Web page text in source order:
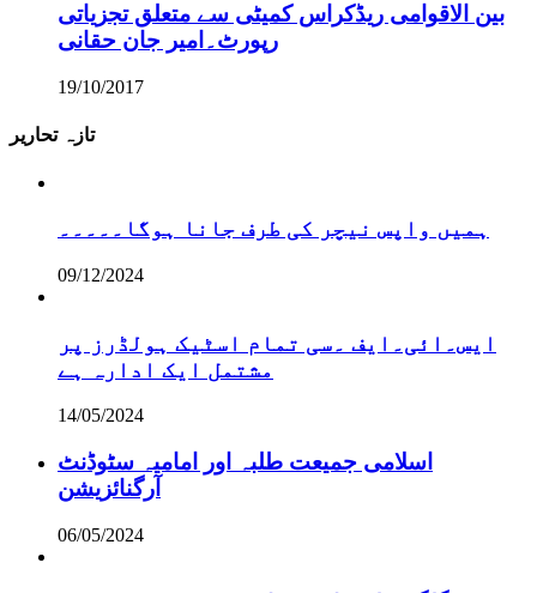
بین الاقوامی ریڈکراس کمیٹی سے متعلق تجزیاتی
رپورٹ۔امیر جان حقانی
19/10/2017
تازہ تحاریر
ہمیں واپس نیچر کی طرف جانا ہوگا۔۔۔۔۔
09/12/2024
ایس۔ائی۔ایف ۔سی تمام اسٹیک ہولڈرز پر
مشتمل ایک ادارہ ہے
14/05/2024
اسلامی جمیعت طلبہ اور امامیہ سٹوڈنٹ
آرگنائزیشن
06/05/2024